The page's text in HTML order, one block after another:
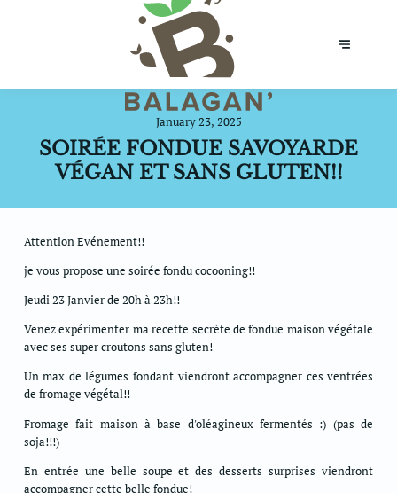
January 23, 2025
SOIRÉE FONDUE SAVOYARDE
VÉGAN ET SANS GLUTEN!!
Attention Evénement!!
je vous propose une soirée fondu cocooning!!
Jeudi 23 Janvier de 20h à 23h!!
Venez expérimenter ma recette secrète de fondue maison végétale
avec ses super croutons sans gluten!
Un max de légumes fondant viendront accompagner ces ventrées
de fromage végétal!!
Fromage fait maison à base d'oléagineux fermentés :) (pas de
soja!!!)
En entrée une belle soupe et des desserts surprises viendront
accompagner cette belle fondue!